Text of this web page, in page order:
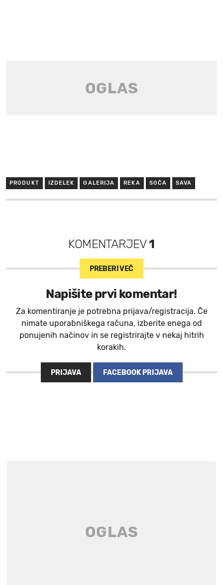
PRODUKT IZDELEK GALERIJA REKA SOČA SAVA
KOMENTARJEV1
PREBERI VEČ
Napišite prvi komentar!
Za komentiranje je potrebna prijava/registracija. Če
nimate uporabniškega računa, izberite enega od
ponujenih načinov in se registrirajte v nekaj hitrih
korakih.
PRIJAVA FACEBOOK PRIJAVA